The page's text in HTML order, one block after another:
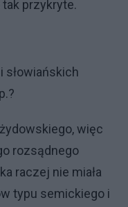
tak przykryte.
słowiańskich
więc
rozsądnego
raczej nie miała
typu semickiego i